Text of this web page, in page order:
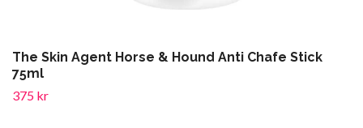
The Skin Agent Horse & Hound Anti Chafe Stick
75ml
375 kr